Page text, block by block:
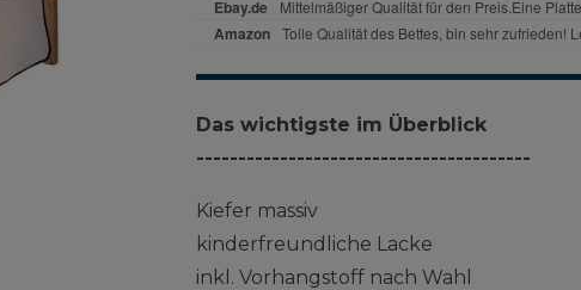
Das wichtigste im Überblick
----------------------------------------
Kiefer massiv
kinderfreundliche Lacke
inkl. Vorhangstoff nach Wahl